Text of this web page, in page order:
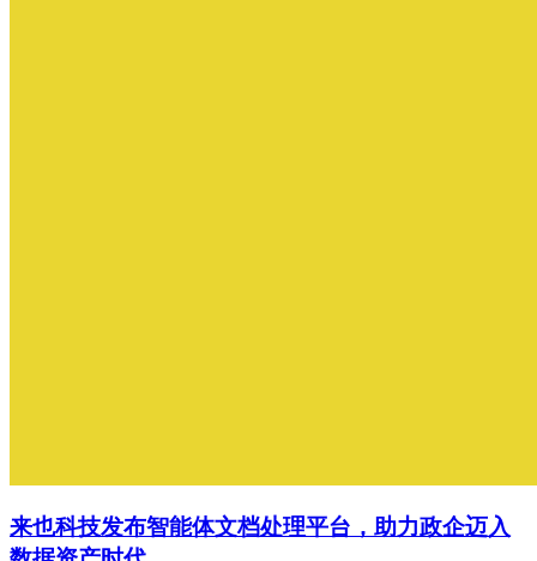
来也科技发布智能体文档处理平台，助力政企迈入